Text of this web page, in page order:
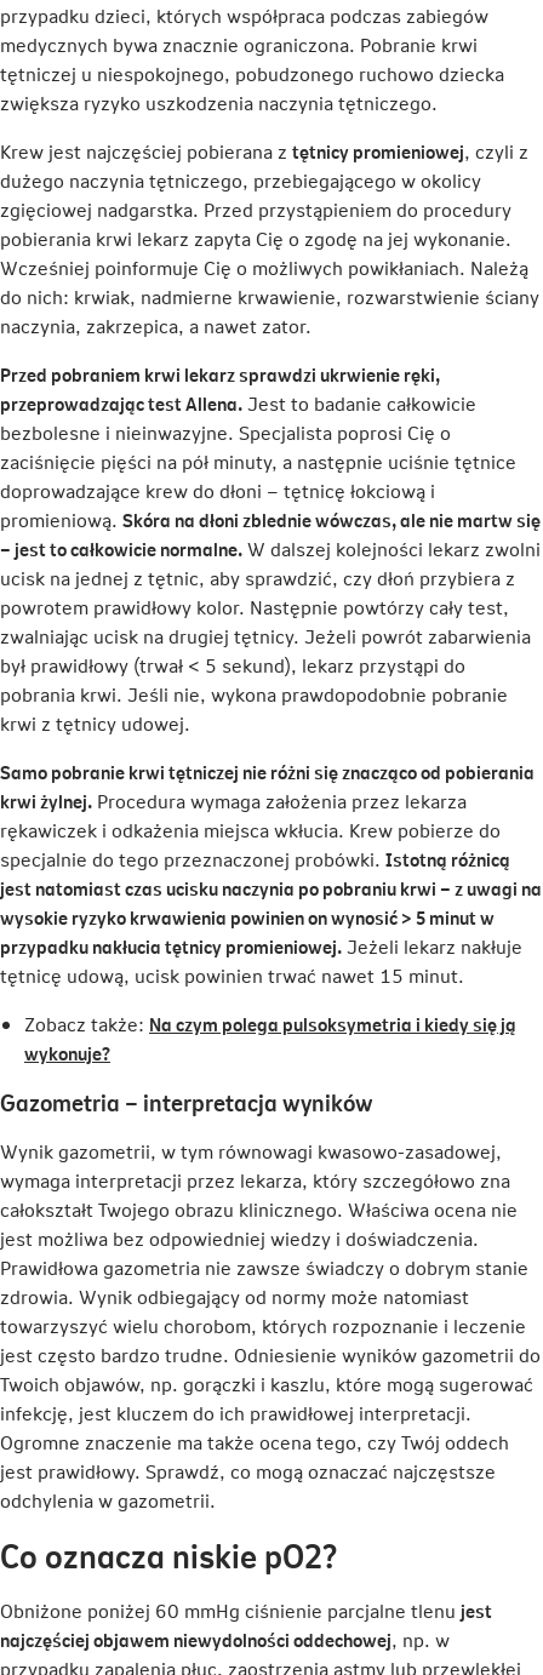
przypadku dzieci, których współpraca podczas zabiegów
medycznych bywa znacznie ograniczona. Pobranie krwi
tętniczej u niespokojnego, pobudzonego ruchowo dziecka
zwiększa ryzyko uszkodzenia naczynia tętniczego.
Krew jest najczęściej pobierana z tętnicy promieniowej, czyli z
dużego naczynia tętniczego, przebiegającego w okolicy
zgięciowej nadgarstka. Przed przystąpieniem do procedury
pobierania krwi lekarz zapyta Cię o zgodę na jej wykonanie.
Wcześniej poinformuje Cię o możliwych powikłaniach. Należą
do nich: krwiak, nadmierne krwawienie, rozwarstwienie ściany
naczynia, zakrzepica, a nawet zator.
Przed pobraniem krwi lekarz sprawdzi ukrwienie ręki,
przeprowadzając test Allena.Jest to badanie całkowicie
bezbolesne i nieinwazyjne. Specjalista poprosi Cię o
zaciśnięcie pięści na pół minuty, a następnie uciśnie tętnice
doprowadzające krew do dłoni – tętnicę łokciową i
promieniową. Skóra na dłoni zblednie wówczas, ale nie martw się
– jest to całkowicie normalne.W dalszej kolejności lekarz zwolni
ucisk na jednej z tętnic, aby sprawdzić, czy dłoń przybiera z
powrotem prawidłowy kolor. Następnie powtórzy cały test,
zwalniając ucisk na drugiej tętnicy. Jeżeli powrót zabarwienia
był prawidłowy (trwał < 5 sekund), lekarz przystąpi do
pobrania krwi. Jeśli nie, wykona prawdopodobnie pobranie
krwi z tętnicy udowej.
Samo pobranie krwi tętniczej nie różni się znacząco od pobierania
krwi żylnej. Procedura wymaga założenia przez lekarza
rękawiczek i odkażenia miejsca wkłucia. Krew pobierze do
specjalnie do tego przeznaczonej probówki. Istotną różnicą
jest natomiast czas ucisku naczynia po pobraniu krwi – z uwagi na
wysokie ryzyko krwawienia powinien on wynosić > 5 minut w
przypadku nakłucia tętnicy promieniowej.Jeżeli lekarz nakłuje
tętnicę udową, ucisk powinien trwać nawet 15 minut.
Zobacz także: Na czym polega pulsoksymetria i kiedy się ją
wykonuje?Link
się
nowej
karcie
Gazometria – interpretacja wyników
Wynik gazometrii, w tym równowagi kwasowo-zasadowej,
wymaga interpretacji przez lekarza, który szczegółowo zna
całokształt Twojego obrazu klinicznego. Właściwa ocena nie
jest możliwa bez odpowiedniej wiedzy i doświadczenia.
Prawidłowa gazometria nie zawsze świadczy o dobrym stanie
zdrowia. Wynik odbiegający od normy może natomiast
towarzyszyć wielu chorobom, których rozpoznanie i leczenie
jest często bardzo trudne. Odniesienie wyników gazometrii do
Twoich objawów, np. gorączki i kaszlu, które mogą sugerować
infekcję, jest kluczem do ich prawidłowej interpretacji.
Ogromne znaczenie ma także ocena tego, czy Twój oddech
jest prawidłowy. Sprawdź, co mogą oznaczać najczęstsze
odchylenia w gazometrii.
Co oznacza niskie pO2?
Obniżone poniżej 60 mmHg ciśnienie parcjalne tlenu jest
najczęściej objawem niewydolności oddechowej, np. w
przypadku zapalenia płuc, zaostrzenia astmy lub przewlekłej